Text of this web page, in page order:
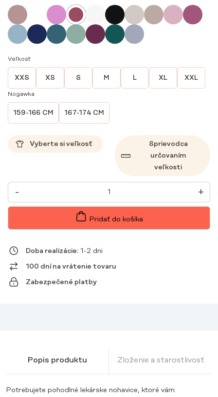
Veľkosť
XXS XS S M L XL XXL
Nogawka
159-166 CM 167-174 CM
Vyberte si veľkosť
Sprievodca
určovaním
veľkosti
-
MNOŽSTVO
DÁMSKE
LEKÁRSKE
NOHAVICE
+
Pridať do košíka
Doba realizácie: 1-2 dni
100 dní na vrátenie tovaru
Zabezpečené platby
Popis produktu Zloženie a starostlivosť
Potrebujete pohodlné lekárske nohavice, ktoré vám